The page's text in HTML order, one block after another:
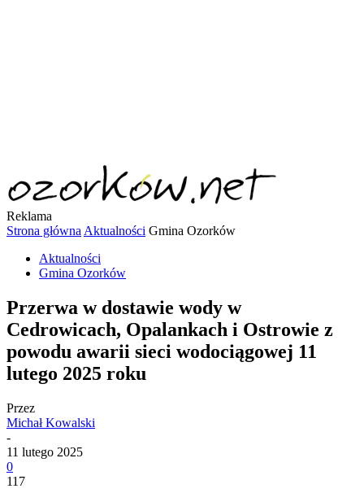
Reklama
Strona główna Aktualności Gmina Ozorków
Aktualności
Gmina Ozorków
Przerwa w dostawie wody w
Cedrowicach, Opalankach i Ostrowie z
powodu awarii sieci wodociągowej 11
lutego 2025 roku
Przez
Michał Kowalski
-
11 lutego 2025
0
117